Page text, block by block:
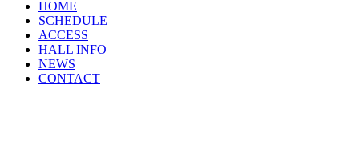
HOME
SCHEDULE
ACCESS
HALL INFO
NEWS
CONTACT